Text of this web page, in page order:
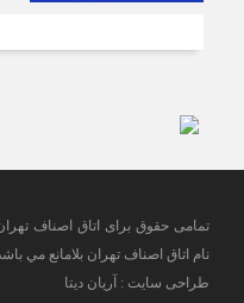
تمامی حقوق برای اتاق اصناف
نام اتاق اصناف تهران بلامانع مي
طراحی سایت : آریان دیتا